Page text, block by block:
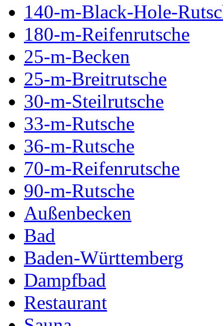
140-m-Black-Hole-
180-m-Reifenrutsche
25-m-Becken
25-m-Breitrutsche
30-m-Steilrutsche
33-m-Rutsche
36-m-Rutsche
70-m-Reifenrutsche
90-m-Rutsche
Außenbecken
Bad
Baden-Württemberg
Dampfbad
Restaurant